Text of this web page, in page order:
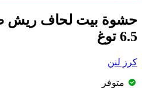
حشوة بيت لحاف ريش
6.5 توغ
كرز لنن
متوفر